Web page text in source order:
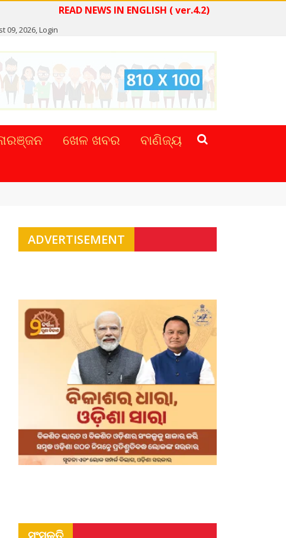
READ NEWS IN ENGLISH ( ver.4.2)
09, 2026,Login
ଖେଳ ଖବର
ବାଣିଜ୍ୟ
ADVERTISEMENT